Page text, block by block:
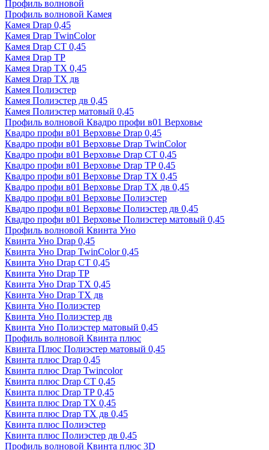
Профиль волновой
Профиль волновой Камея
Камея Drap 0,45
Камея Drap TwinColor
Камея Drap СТ 0,45
Камея Drap ТР
Камея Drap ТХ 0,45
Камея Drap ТХ дв
Камея Полиэстер
Камея Полиэстер дв 0,45
Камея Полиэстер матовый 0,45
Профиль волновой Квадро профи в01 Верховье
Квадро профи в01 Верховье Drap 0,45
Квадро профи в01 Верховье Drap TwinColor
Квадро профи в01 Верховье Drap СТ 0,45
Квадро профи в01 Верховье Drap ТР 0,45
Квадро профи в01 Верховье Drap ТХ 0,45
Квадро профи в01 Верховье Drap ТХ дв 0,45
Квадро профи в01 Верховье Полиэстер
Квадро профи в01 Верховье Полиэстер дв 0,45
Квадро профи в01 Верховье Полиэстер матовый 0,45
Профиль волновой Квинта Уно
Квинта Уно Drap 0,45
Квинта Уно Drap TwinColor 0,45
Квинта Уно Drap СТ 0,45
Квинта Уно Drap ТР
Квинта Уно Drap ТХ 0,45
Квинта Уно Drap ТХ дв
Квинта Уно Полиэстер
Квинта Уно Полиэстер дв
Квинта Уно Полиэстер матовый 0,45
Профиль волновой Квинта плюс
Квинта Плюс Полиэстер матовый 0,45
Квинта плюс Drap 0,45
Квинта плюс Drap Twincolor
Квинта плюс Drap СТ 0,45
Квинта плюс Drap ТР 0,45
Квинта плюс Drap ТХ 0,45
Квинта плюс Drap ТХ дв 0,45
Квинта плюс Полиэстер
Квинта плюс Полиэстер дв 0,45
Профиль волновой Квинта плюс 3D